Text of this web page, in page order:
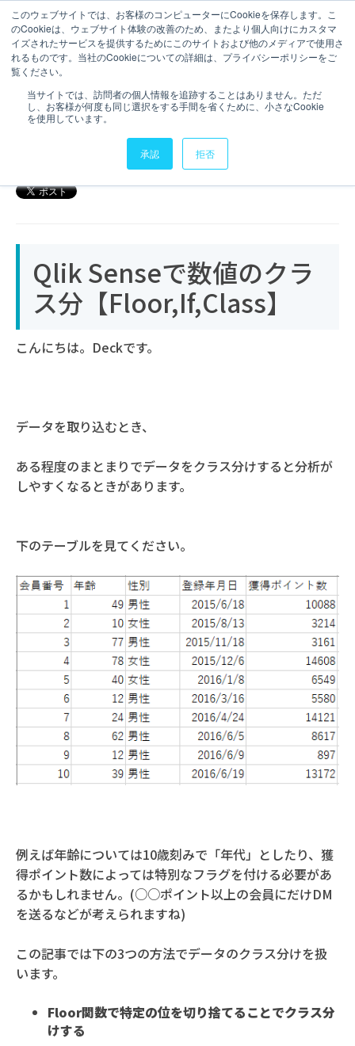
このウェブサイトでは、お客様のコンピューターにCookieを保存します。こ
のCookieは、ウェブサイト体験の改善のため、またより個人向けにカスタマ
イズされたサービスを提供するためにこのサイトおよび他のメディアで使用さ
れるものです。当社のCookieについての詳細は、プライバシーポリシーをご
覧ください。
当サイトでは、訪問者の個人情報を追跡することはありません。ただ
し、お客様が何度も同じ選択をする手間を省くために、小さなCookie
を使用しています。
承認 拒否
お問い合わせ
5 分で読むことができます。
Qlik Senseで数値のクラス分
け【Floor,If,Class】
Qlik Senseで数値のクラ
ス分【Floor,If,Class】
こんにちは。Deckです。
データを取り込むとき、
ある程度のまとまりでデータをクラス分けすると分析が
しやすくなるときがあります。
下のテーブルを見てください。
例えば年齢については10歳刻みで「年代」としたり、獲
得ポイント数によっては特別なフラグを付ける必要があ
るかもしれません。(○○ポイント以上の会員にだけDM
を送るなどが考えられますね)
この記事では下の3つの方法でデータのクラス分けを扱
います。
Floor関数で特定の位を切り捨てることでクラス分
けする